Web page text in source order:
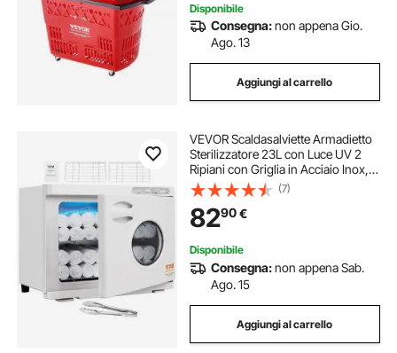
Disponibile
Consegna:non appena Gio.
Ago. 13
Aggiungi al carrello
VEVOR Scaldasalviette Armadietto
Sterilizzatore 23L con Luce UV 2
Ripiani con Griglia in Acciaio Inox,
Scaldasalviette Riscaldamento per
Asciugamani Armadietto da Spa
Salone di Bellezza Bagno Hotel
(7)
8290€
Disponibile
Consegna:non appena Sab.
Ago. 15
Aggiungi al carrello